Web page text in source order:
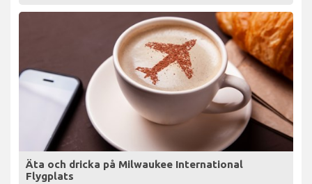
Äta och dricka på Milwaukee International
Flygplats